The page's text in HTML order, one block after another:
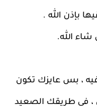
بإذن الله .
شاء الله.
، بس عايزك تكون
، فى طريقك الصعيد